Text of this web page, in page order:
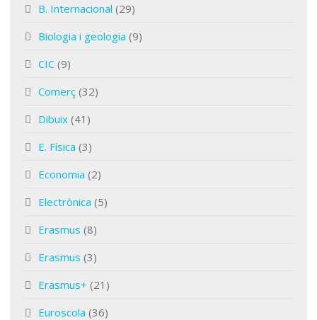
B. Internacional (29)
Biologia i geologia (9)
CIC (9)
Comerç (32)
Dibuix (41)
E. Física (3)
Economia (2)
Electrònica (5)
Erasmus (8)
Erasmus (3)
Erasmus+ (21)
Euroscola (36)